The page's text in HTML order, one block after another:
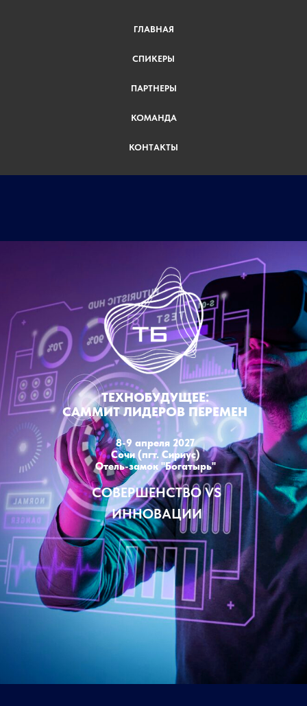
ГЛАВНАЯ
СПИКЕРЫ
ПАРТНЕРЫ
КОМАНДА
КОНТАКТЫ
ТЕХНОБУДУЩЕЕ:
САММИТ ЛИДЕРОВ ПЕРЕМЕН
8-9 апреля 2027
Сочи (пгт. Сириус)
Отель-замок "Богатырь"
СОВЕРШЕНСТВО VS
ИННОВАЦИИ